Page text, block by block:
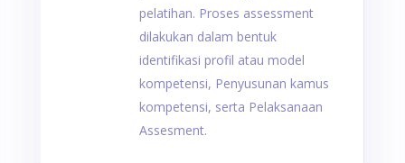
pelatihan. Proses assessment
dilakukan dalam bentuk
identifikasi profil atau model
kompetensi, Penyusunan kamus
kompetensi, serta Pelaksanaan
Assesment.